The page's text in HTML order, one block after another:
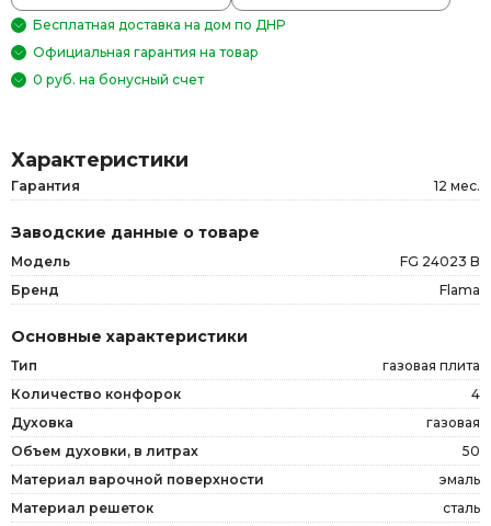
Бесплатная доставка на дом по ДНР
Официальная гарантия на товар
0 руб. на бонусный счет
Характеристики
Гарантия 12 мес.
Заводские данные о товаре
Модель
FG 24023 B
Бренд
Flama
Основные характеристики
Тип
газовая плита
Количество конфорок
4
Духовка
газовая
Объем духовки, в литрах
50
Материал варочной поверхности
эмаль
Материал решеток
сталь